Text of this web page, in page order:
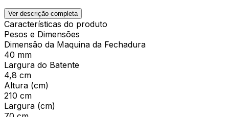
Ver descrição completa
Características do produto
Pesos e Dimensões
Dimensão da Maquina da Fechadura
40 mm
Largura do Batente
4,8 cm
Altura (cm)
210 cm
Largura (cm)